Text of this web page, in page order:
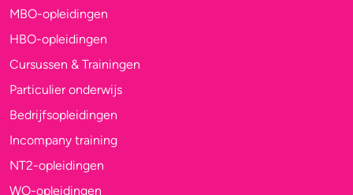
MBO-opleidingen
HBO-opleidingen
Cursussen & Trainingen
Particulier onderwijs
Bedrijfsopleidingen
Incompany training
NT2-opleidingen
WO-opleidingen